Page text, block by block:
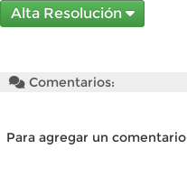
Alta Resolución
Comentarios:
Para agregar un comentario